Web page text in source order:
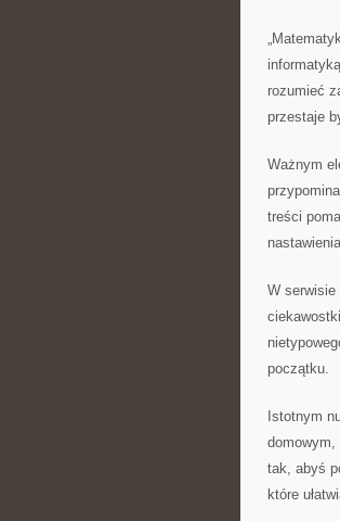
rozumieć
przestaje
Ważnym
treści
W serwisie
początku.
Istotnym
domowym,
tak, abyś
które